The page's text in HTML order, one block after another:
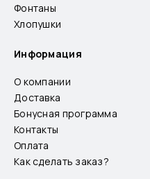
Фонтаны
Хлопушки
Информация
О компании
Доставка
Бонусная программа
Контакты
Оплата
Как сделать заказ?